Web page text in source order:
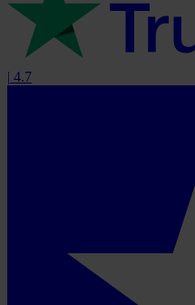
| 4.7